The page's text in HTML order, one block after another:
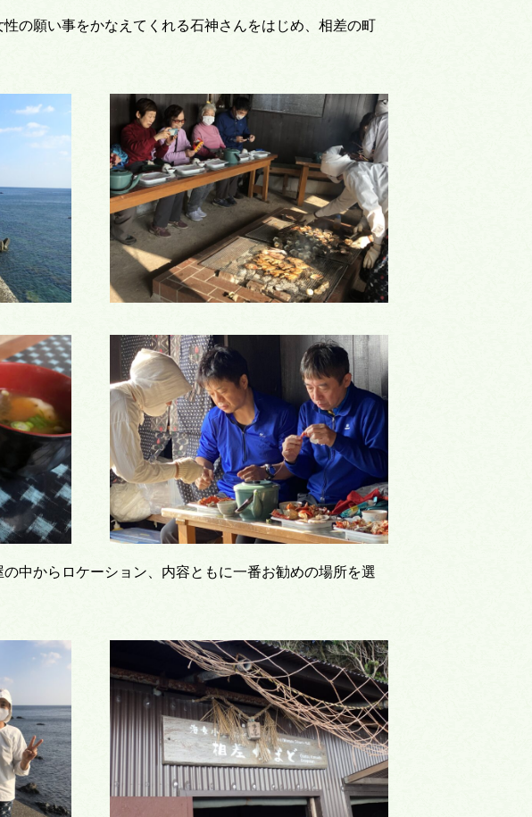
の願い事をかなえてくれる石神さんをはじめ、相差の町
中からロケーション、内容ともに一番お勧めの場所を選